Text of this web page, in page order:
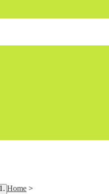
Home >